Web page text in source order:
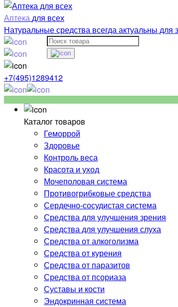
Аптекадля всех
Натуральные средства всегда актуальны для
+7(495)1289412
Каталог товаров
Геморрой
Здоровье
Контроль веса
Красота и уход
Мочеполовая система
Противогрибковые средства
Сердечно-сосудистая система
Средства для улучшения зрения
Средства для улучшения слуха
Средства от алкоголизма
Средства от курения
Средства от паразитов
Средства от псориаза
Суставы и кости
Эндокринная система